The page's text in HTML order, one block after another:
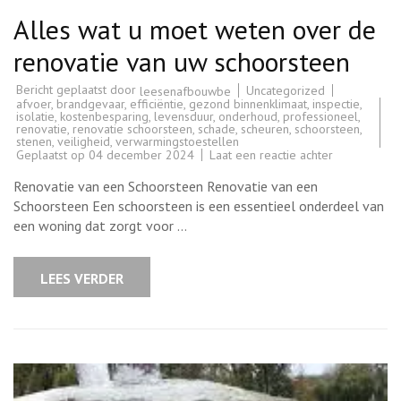
Alles wat u moet weten over de
renovatie van uw schoorsteen
Bericht geplaatst door leesenafbouwbe
Uncategorized
afvoer, brandgevaar, efficiëntie, gezond binnenklimaat, inspectie,
isolatie, kostenbesparing, levensduur, onderhoud, professioneel,
renovatie, renovatie schoorsteen, schade, scheuren, schoorsteen,
stenen, veiligheid, verwarmingstoestellen
Geplaatst op 04 december 2024 Laat een reactie achterop
moet
weten
Renovatie van een Schoorsteen Renovatie van een
Schoorsteen Een schoorsteen is een essentieel onderdeel van
een woning dat zorgt voor …
LEES VERDER